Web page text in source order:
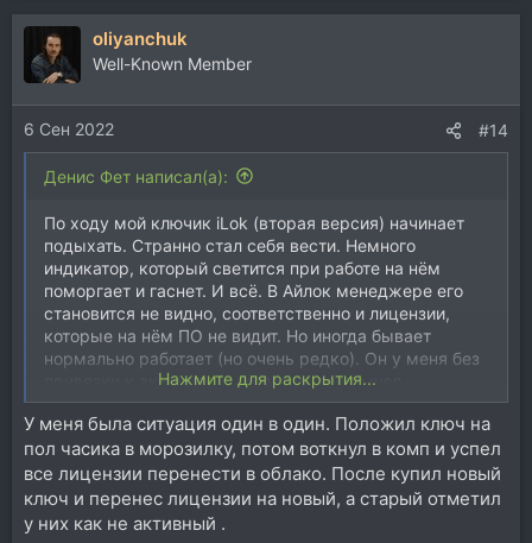
а
ц
и
и
:
oliyanchuk
Well-Known Member
6 Сен 2022 #14
Денис Фет написал(а):
По ходу мой ключик iLok (вторая версия) начинает
подыхать. Странно стал себя вести. Немного
индикатор, который светится при работе на нём
поморгает и гаснет. И всё. В Айлок менеджере его
становится не видно, соответственно и лицензии,
которые на нём ПО не видит. Но иногда бывает
нормально работает (но очень редко). Он у меня без
привязки к аккаунту (с железом давно шел
комплектом, когда у ПроТулсов были типа плагины на
ключе при покупке железа и софта). Можно его как-
то реанимировать? Есть ли способы оживить его?
Нажмите для раскрытия...
У меня была ситуация один в один. Положил ключ на
пол часика в морозилку, потом воткнул в комп и успел
все лицензии перенести в облако. После купил новый
ключ и перенес лицензии на новый, а старый отметил
у них как не активный .